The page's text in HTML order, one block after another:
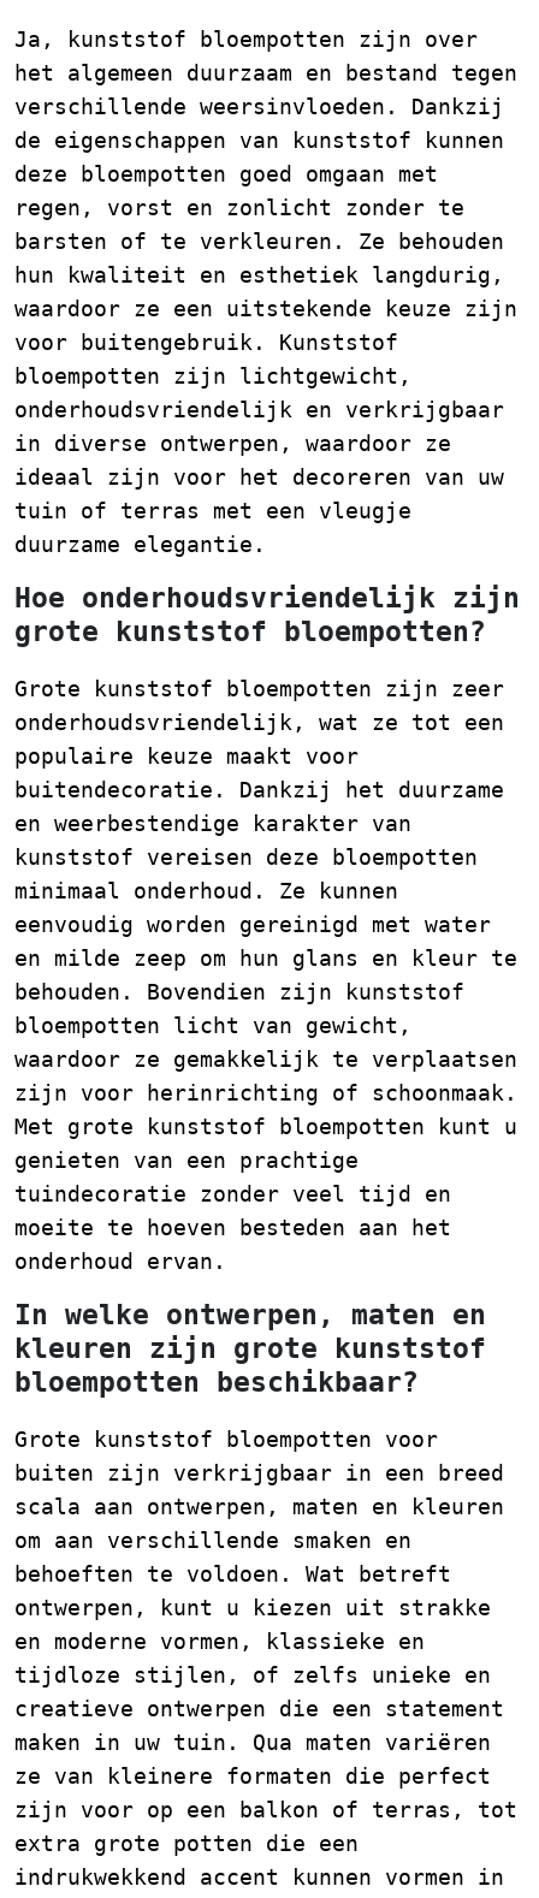
Ja, kunststof bloempotten zijn over
het algemeen duurzaam en bestand tegen
verschillende weersinvloeden. Dankzij
de eigenschappen van kunststof kunnen
deze bloempotten goed omgaan met
regen, vorst en zonlicht zonder te
barsten of te verkleuren. Ze behouden
hun kwaliteit en esthetiek langdurig,
waardoor ze een uitstekende keuze zijn
voor buitengebruik. Kunststof
bloempotten zijn lichtgewicht,
onderhoudsvriendelijk en verkrijgbaar
in diverse ontwerpen, waardoor ze
ideaal zijn voor het decoreren van uw
tuin of terras met een vleugje
duurzame elegantie.
Hoe onderhoudsvriendelijk zijn
grote kunststof bloempotten?
Grote kunststof bloempotten zijn zeer
onderhoudsvriendelijk, wat ze tot een
populaire keuze maakt voor
buitendecoratie. Dankzij het duurzame
en weerbestendige karakter van
kunststof vereisen deze bloempotten
minimaal onderhoud. Ze kunnen
eenvoudig worden gereinigd met water
en milde zeep om hun glans en kleur te
behouden. Bovendien zijn kunststof
bloempotten licht van gewicht,
waardoor ze gemakkelijk te verplaatsen
zijn voor herinrichting of schoonmaak.
Met grote kunststof bloempotten kunt u
genieten van een prachtige
tuindecoratie zonder veel tijd en
moeite te hoeven besteden aan het
onderhoud ervan.
In welke ontwerpen, maten en
kleuren zijn grote kunststof
bloempotten beschikbaar?
Grote kunststof bloempotten voor
buiten zijn verkrijgbaar in een breed
scala aan ontwerpen, maten en kleuren
om aan verschillende smaken en
behoeften te voldoen. Wat betreft
ontwerpen, kunt u kiezen uit strakke
en moderne vormen, klassieke en
tijdloze stijlen, of zelfs unieke en
creatieve ontwerpen die een statement
maken in uw tuin. Qua maten variëren
ze van kleinere formaten die perfect
zijn voor op een balkon of terras, tot
extra grote potten die een
indrukwekkend accent kunnen vormen in